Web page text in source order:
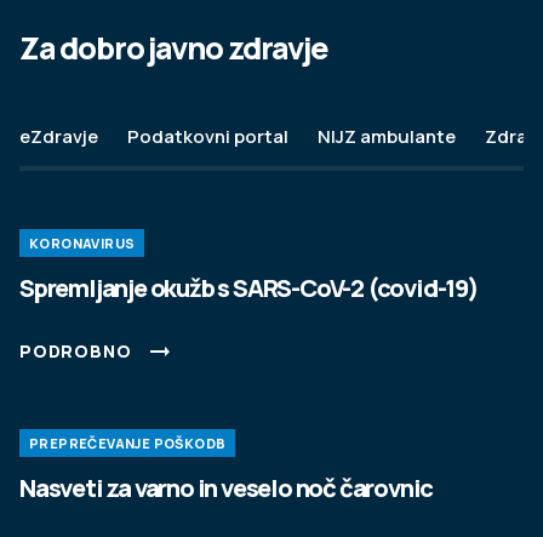
Za dobro javno zdravje
eZdravje Podatkovni portal NIJZ ambulante
KORONAVIRUS
Spremljanje okužb s SARS-CoV-2 (covid-19)
PODROBNO
PREPREČEVANJE POŠKODB
Nasveti za varno in veselo noč čarovnic